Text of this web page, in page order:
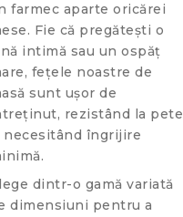
farmec aparte oricărei
Fie că pregătești o
intimă sau un ospăț
fețele noastre de
sunt ușor de
rezistând la pete
necesitând îngrijire
dintr-o gamă variată
dimensiuni pentru a